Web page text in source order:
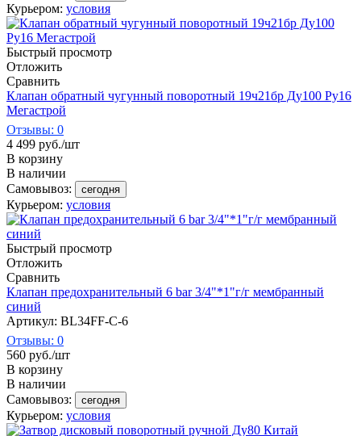
Курьером: условия
Быстрый просмотр
Отложить
Сравнить
Клапан обратный чугунный поворотный 19ч21бр Ду100 Ру16
Мегастрой
Отзывы: 0
4 499 руб./шт
В корзину
В наличии
Самовывоз:
сегодня
Курьером: условия
Быстрый просмотр
Отложить
Сравнить
Клапан предохранительный 6 bar 3/4"*1"г/г мембранный
синий
Артикул: BL34FF-C-6
Отзывы: 0
560 руб./шт
В корзину
В наличии
Самовывоз:
сегодня
Курьером: условия